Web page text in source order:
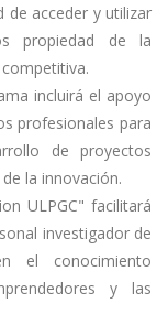
de acceder y utilizar
propiedad de la
incluirá el apoyo
profesionales para
de proyectos
la innovación.
ULPGC" facilitará
investigador de
el conocimiento
y las